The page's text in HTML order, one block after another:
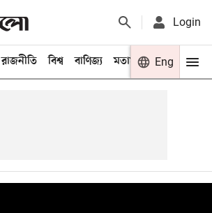
Login
রাজনীতি বিশ্ব বাণিজ্য মতামত খেলা
Eng